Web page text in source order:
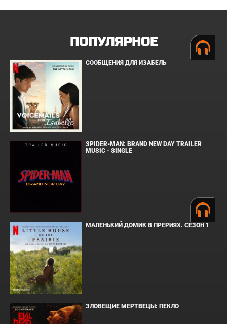
ПОПУЛЯРНОЕ
СООБЩЕНИЯ ДЛЯ ИЗАБЕЛЬ
SPIDER-MAN: BRAND NEW DAY TRAILER
MUSIC - SINGLE
МАЛЕНЬКИЙ ДОМИК В ПРЕРИЯХ. СЕЗОН 1
ЗЛОВЕЩИЕ МЕРТВЕЦЫ: ПЕКЛО